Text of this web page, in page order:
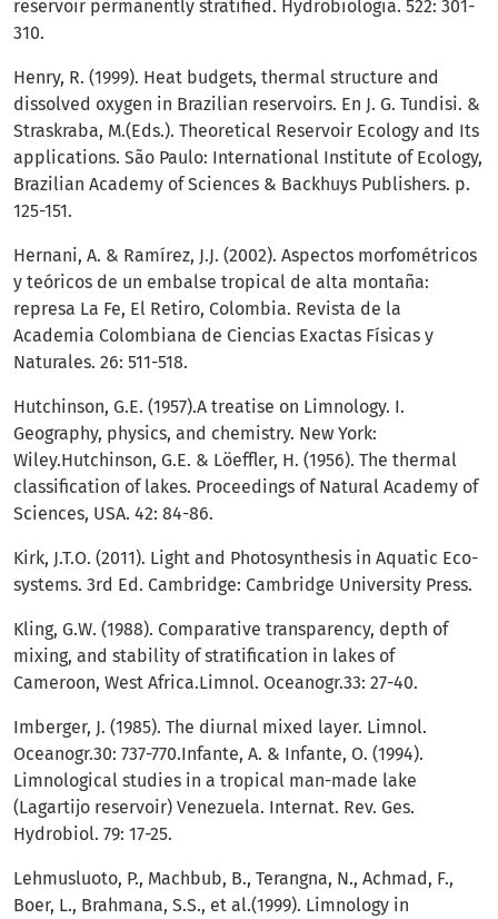
reservoir permanently stratified. Hydrobiologia. 522: 301-
310.
Henry, R. (1999). Heat budgets, thermal structure and
dissolved oxygen in Brazilian reservoirs. En J. G. Tundisi. &
Straskraba, M.(Eds.). Theoretical Reservoir Ecology and Its
applications. São Paulo: International Institute of Ecology,
Brazilian Academy of Sciences & Backhuys Publishers. p.
125-151.
Hernani, A. & Ramírez, J.J. (2002). Aspectos morfométricos
y teóricos de un embalse tropical de alta montaña:
represa La Fe, El Retiro, Colombia. Revista de la
Academia Colombiana de Ciencias Exactas Físicas y
Naturales. 26: 511-518.
Hutchinson, G.E. (1957).A treatise on Limnology. I.
Geography, physics, and chemistry. New York:
Wiley.Hutchinson, G.E. & Löeffler, H. (1956). The thermal
classification of lakes. Proceedings of Natural Academy of
Sciences, USA. 42: 84-86.
Kirk, J.T.O. (2011). Light and Photosynthesis in Aquatic Eco-
systems. 3rd Ed. Cambridge: Cambridge University Press.
Kling, G.W. (1988). Comparative transparency, depth of
mixing, and stability of stratification in lakes of
Cameroon, West Africa.Limnol. Oceanogr.33: 27-40.
Imberger, J. (1985). The diurnal mixed layer. Limnol.
Oceanogr.30: 737-770.Infante, A. & Infante, O. (1994).
Limnological studies in a tropical man-made lake
(Lagartijo reservoir) Venezuela. Internat. Rev. Ges.
Hydrobiol. 79: 17-25.
Lehmusluoto, P., Machbub, B., Terangna, N., Achmad, F.,
Boer, L., Brahmana, S.S., et al.(1999). Limnology in